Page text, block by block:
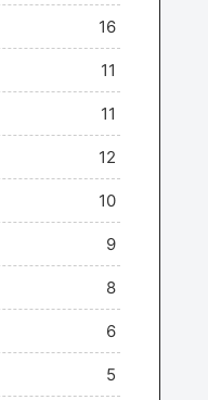
16
11
11
12
10
9
8
6
5